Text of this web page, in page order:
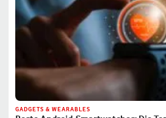
GADGETS & WEARABLES